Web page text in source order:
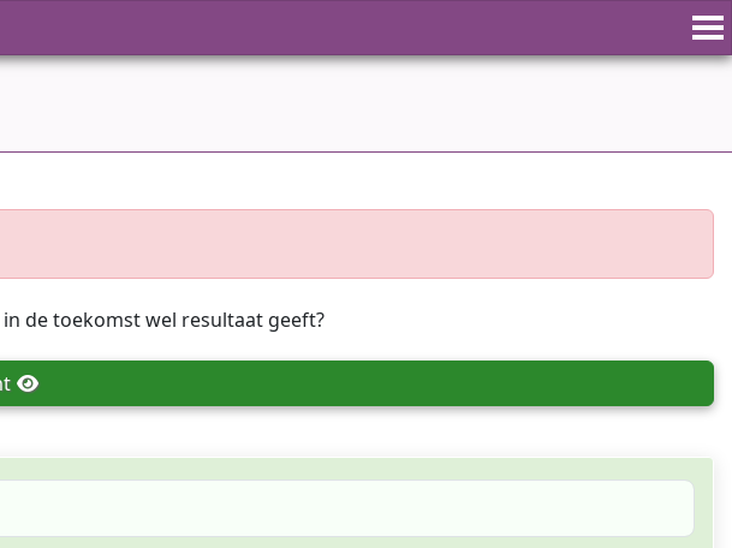
de toekomst wel resultaat geeft?